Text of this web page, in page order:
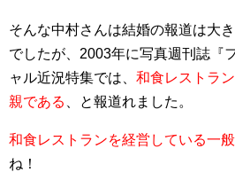
そんな中村さんは結婚の報道は大
でしたが、2003年に写真週刊誌『
ャル近況特集では、 和食レストラ
親である
、と報道れました。
和食レストランを経営している一
ね！